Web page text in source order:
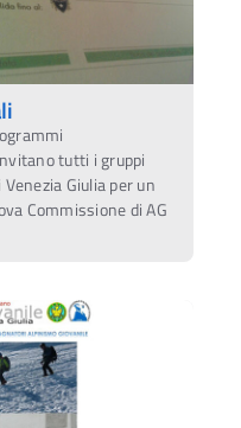
tutti i gruppi
Giulia per un
Commissione di AG